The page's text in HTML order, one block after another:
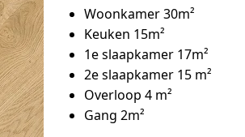
Woonkamer 30m²
Keuken 15m²
1e slaapkamer 17m²
2e slaapkamer 15 m²
Overloop 4 m²
Gang 2m²